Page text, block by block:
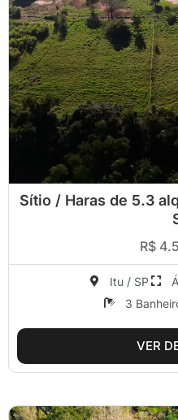
Sítio / Haras de 5.3
R$
Itu / SP
3
VER